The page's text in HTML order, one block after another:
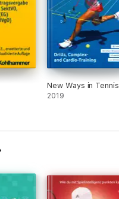
New Ways in Tennis
2019